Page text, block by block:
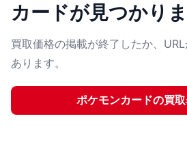
カードが見つかり
買取価格の掲載が終了したか、
あります。
ポケモンカードの買